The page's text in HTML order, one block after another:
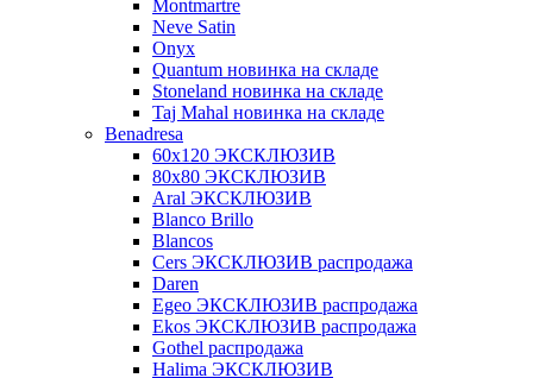
Montmartre
Neve Satin
Onyx
Quantum новинка на складе
Stoneland новинка на складе
Taj Mahal новинка на складе
Benadresa
60х120 ЭКСКЛЮЗИВ
80х80 ЭКСКЛЮЗИВ
Aral ЭКСКЛЮЗИВ
Blanco Brillo
Blancos
Cers ЭКСКЛЮЗИВ распродажа
Daren
Egeo ЭКСКЛЮЗИВ распродажа
Ekos ЭКСКЛЮЗИВ распродажа
Gothel распродажа
Halima ЭКСКЛЮЗИВ